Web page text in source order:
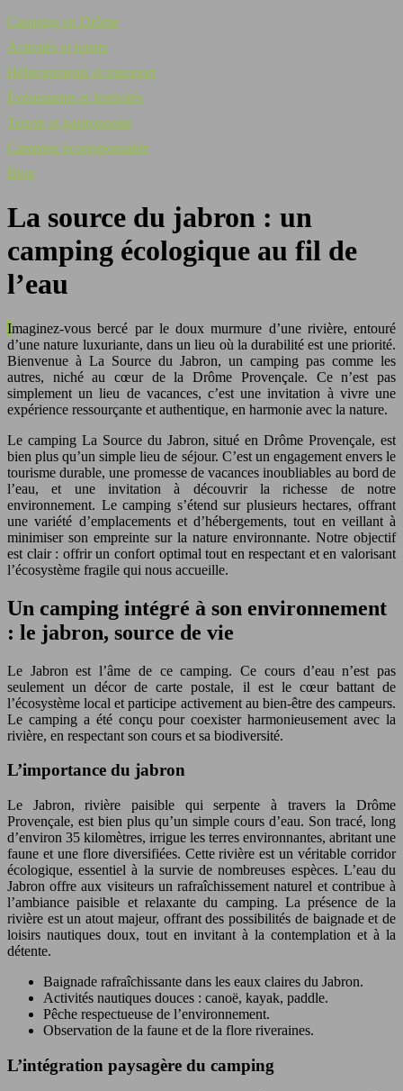
Camping en Drôme
Activités et loisirs
Hébergements et transport
Événements et festivités
Terroir et gastronomie
Camping écoresponsable
Blog
La source du jabron : un
camping écologique au fil de
l’eau
Imaginez-vous bercé par le doux murmure d’une rivière, entouré
d’une nature luxuriante, dans un lieu où la durabilité est une priorité.
Bienvenue à La Source du Jabron, un camping pas comme les
autres, niché au cœur de la Drôme Provençale. Ce n’est pas
simplement un lieu de vacances, c’est une invitation à vivre une
expérience ressourçante et authentique, en harmonie avec la nature.
Le camping La Source du Jabron, situé en Drôme Provençale, est
bien plus qu’un simple lieu de séjour. C’est un engagement envers le
tourisme durable, une promesse de vacances inoubliables au bord de
l’eau, et une invitation à découvrir la richesse de notre
environnement. Le camping s’étend sur plusieurs hectares, offrant
une variété d’emplacements et d’hébergements, tout en veillant à
minimiser son empreinte sur la nature environnante. Notre objectif
est clair : offrir un confort optimal tout en respectant et en valorisant
l’écosystème fragile qui nous accueille.
Un camping intégré à son environnement
: le jabron, source de vie
Le Jabron est l’âme de ce camping. Ce cours d’eau n’est pas
seulement un décor de carte postale, il est le cœur battant de
l’écosystème local et participe activement au bien-être des campeurs.
Le camping a été conçu pour coexister harmonieusement avec la
rivière, en respectant son cours et sa biodiversité.
L’importance du jabron
Le Jabron, rivière paisible qui serpente à travers la Drôme
Provençale, est bien plus qu’un simple cours d’eau. Son tracé, long
d’environ 35 kilomètres, irrigue les terres environnantes, abritant une
faune et une flore diversifiées. Cette rivière est un véritable corridor
écologique, essentiel à la survie de nombreuses espèces. L’eau du
Jabron offre aux visiteurs un rafraîchissement naturel et contribue à
l’ambiance paisible et relaxante du camping. La présence de la
rivière est un atout majeur, offrant des possibilités de baignade et de
loisirs nautiques doux, tout en invitant à la contemplation et à la
détente.
Baignade rafraîchissante dans les eaux claires du Jabron.
Activités nautiques douces : canoë, kayak, paddle.
Pêche respectueuse de l’environnement.
Observation de la faune et de la flore riveraines.
L’intégration paysagère du camping